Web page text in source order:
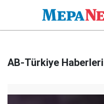
AB-Türkiye Haberleri